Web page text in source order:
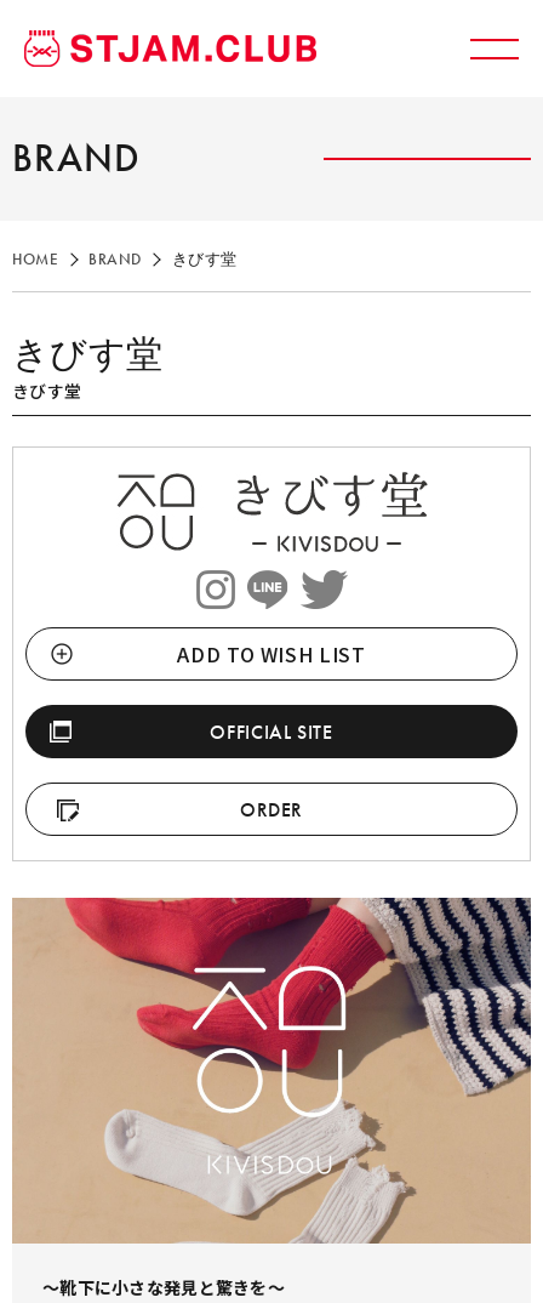
BRAND
HOME BRAND きびす堂
きびす堂
きびす堂
ADD TO WISH LIST
OFFICIAL SITE
ORDER
〜靴下に小さな発見と驚きを〜